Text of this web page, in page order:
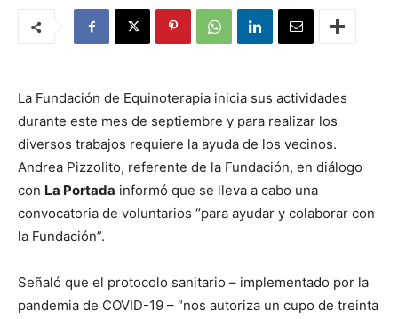
La Fundación de Equinoterapia inicia sus actividades
durante este mes de septiembre y para realizar los
diversos trabajos requiere la ayuda de los vecinos.
Andrea Pizzolito, referente de la Fundación, en diálogo
con La Portada informó que se lleva a cabo una
convocatoria de voluntarios “para ayudar y colaborar con
la Fundación”.
Señaló que el protocolo sanitario – implementado por la
pandemia de COVID-19 – “nos autoriza un cupo de treinta